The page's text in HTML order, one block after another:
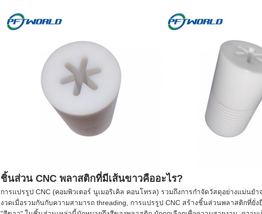
ชิ้นส่วน CNC พลาสติกที่มีเส้นขาวคืออะไร?
การแปรรูป CNC (คอมพิวเตอร์ นูเมอริเคิล คอนโทรล) รวมถึงการกําจัดวัสดุอย่างแม่
งวดเมื่อรวมกันกับความสามารถ threading, การแปรรูป CNC สร้างชิ้นส่วนพลาสติกที่